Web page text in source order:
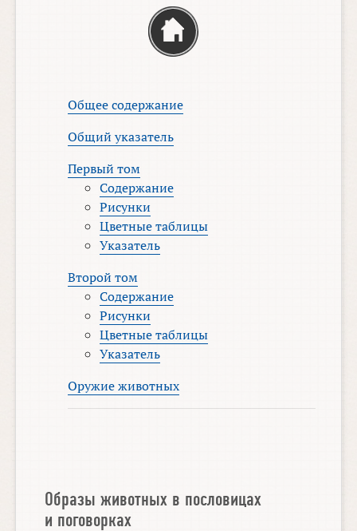
Общее содержание
Общий указатель
Первый том
Содержание
Рисунки
Цветные таблицы
Указатель
Второй том
Содержание
Рисунки
Цветные таблицы
Указатель
Оружие животных
Образы животных в пословицах
и поговорках